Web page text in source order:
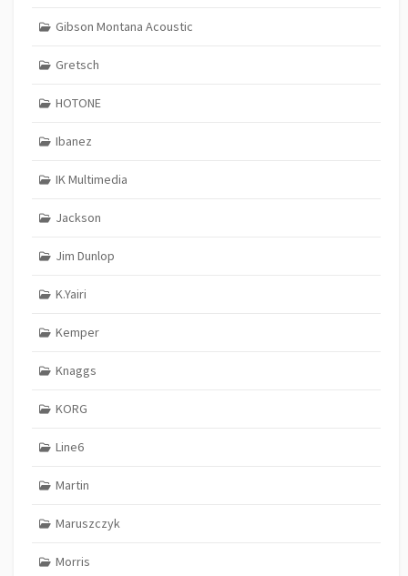
Gibson Montana Acoustic
Gretsch
HOTONE
Ibanez
IK Multimedia
Jackson
Jim Dunlop
K.Yairi
Kemper
Knaggs
KORG
Line6
Martin
Maruszczyk
Morris